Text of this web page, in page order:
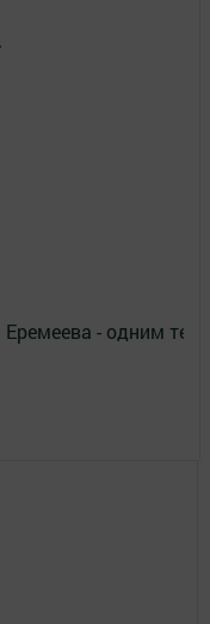
- одним